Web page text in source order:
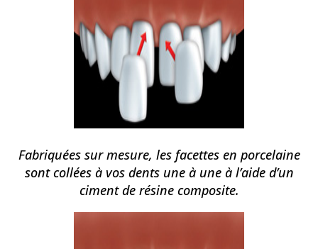
Fabriquées sur mesure, les facettes en porcelaine
sont collées à vos dents une à une à l’aide d’un
ciment de résine composite.